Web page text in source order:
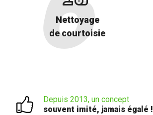
Nettoyage
de courtoisie
Depuis 2013, un concept
souvent imité, jamais égalé !